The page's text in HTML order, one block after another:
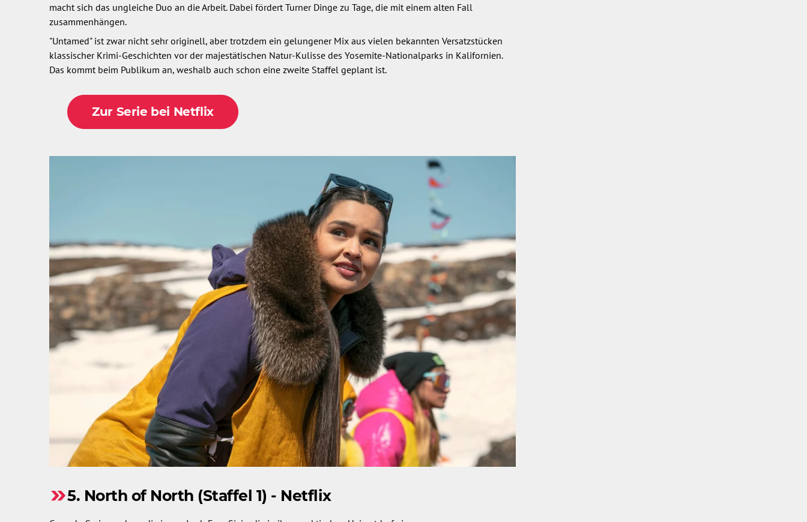
macht sich das ungleiche Duo an die Arbeit. Dabei fördert Turner Dinge zu Tage, die mit einem alten Fall
zusammenhängen.
"Untamed" ist zwar nicht sehr originell, aber trotzdem ein gelungener Mix aus vielen bekannten Versatzstücken
klassischer Krimi-Geschichten vor der majestätischen Natur-Kulisse des Yosemite-Nationalparks in Kalifornien.
Das kommt beim Publikum an, weshalb auch schon eine zweite Staffel geplant ist.
Zur Serie bei Netflix
5. North of North (Staffel 1) - Netflix